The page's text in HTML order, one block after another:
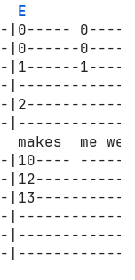
E
|0-----
|0------
|1------
makes  me
|10----